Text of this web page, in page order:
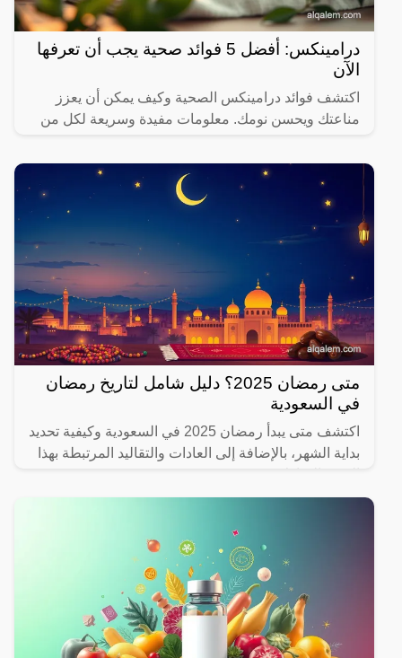
درامينكس: أفضل 5 فوائد صحية يجب أن تعرفها
الآن
اكتشف فوائد درامينكس الصحية وكيف يمكن أن يعزز
مناعتك ويحسن نومك. معلومات مفيدة وسريعة لكل من
متى رمضان 2025؟ دليل شامل لتاريخ رمضان
في السعودية
اكتشف متى يبدأ رمضان 2025 في السعودية وكيفية تحديد
بداية الشهر، بالإضافة إلى العادات والتقاليد المرتبطة بهذا